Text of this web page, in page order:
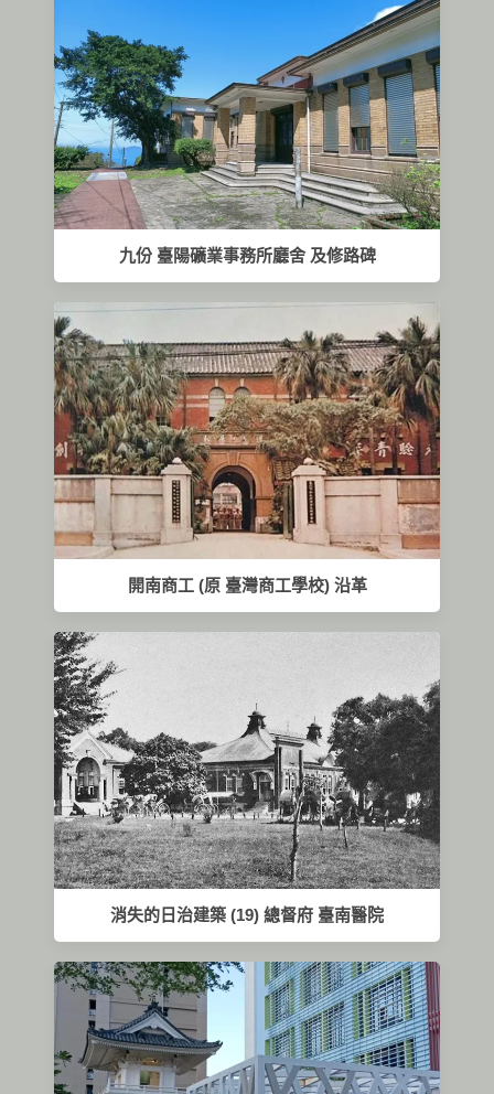
九份 臺陽礦業事務所廳舍 及修路碑
開南商工 (原 臺灣商工學校) 沿革
消失的日治建築 (19) 總督府 臺南醫院